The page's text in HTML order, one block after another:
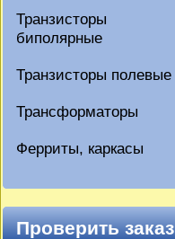
Транзисторы
биполярные
Транзисторы полевые
Трансформаторы
Ферриты, каркасы
Проверить заказ